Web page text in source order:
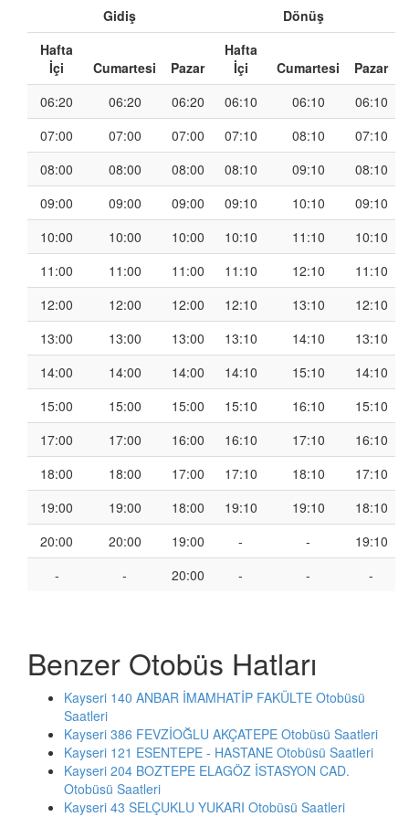
Gidiş
Dönüş
Hafta
İçi
Cumartesi Pazar
Hafta
İçi
Cumartesi
Pazar
06:20
06:20 06:20 06:10 06:10
06:10
07:00
07:00 07:00 07:10 08:10
07:10
08:00
08:00 08:00 08:10 09:10
08:10
09:00
09:00 09:00 09:10 10:10
09:10
10:00
10:00 10:00 10:10 11:10
10:10
11:00
11:00 11:00 11:10 12:10
11:10
12:00
12:00 12:00 12:10 13:10
12:10
13:00
13:00 13:00 13:10 14:10
13:10
14:00
14:00 14:00 14:10 15:10
14:10
15:00
15:00 15:00 15:10 16:10
15:10
17:00
17:00 16:00 16:10 17:10
16:10
18:00
18:00 17:00 17:10 18:10
17:10
19:00
19:00 18:00 19:10 19:10
18:10
20:00
20:00 19:00 - -
19:10
-
- 20:00 - - -
Benzer Otobüs Hatları
Kayseri 140 ANBAR İMAMHATİP FAKÜLTE Otobüsü
Saatleri
Kayseri 386 FEVZİOĞLU AKÇATEPE Otobüsü Saatleri
Kayseri 121 ESENTEPE - HASTANE Otobüsü Saatleri
Kayseri 204 BOZTEPE ELAGÖZ İSTASYON CAD.
Otobüsü Saatleri
Kayseri 43 SELÇUKLU YUKARI Otobüsü Saatleri